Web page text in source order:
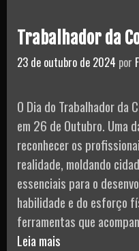
Trabalhador da
23 de outubro de 2024 por
O Dia do Trabalhador da
em 26 de Outubro. Uma
reconhecer os
realidade, moldando
essenciais para o
habilidade e do esforço
ferramentas que
Leia mais